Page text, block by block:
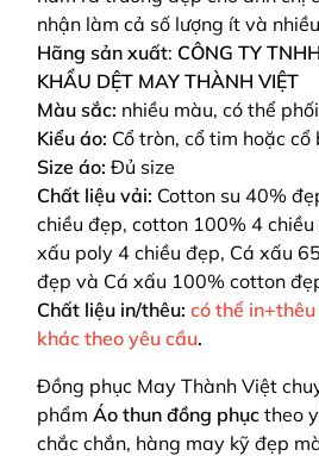
nhận làm cả số lượng ít và
Hãng sản xuất: CÔNG TY
KHẨU DỆT MAY THÀNH VIỆT
Màu sắc: nhiều màu, có thể
Kiểu áo: Cổ tròn, cổ tim hoặc cổ
Size áo: Đủ size
Chất liệu vải: Cotton su 40%
chiều đẹp, cotton 100% 4
xấu poly 4 chiều đẹp, Cá xấu
đẹp và Cá xấu 100% cotton
Chất liệu in/thêu: có thể
khác theo yêu cầu.
Đồng phục May Thành Việt
phẩm Áo thun đồng phục theo
chắc chắn, hàng may kỹ đẹp